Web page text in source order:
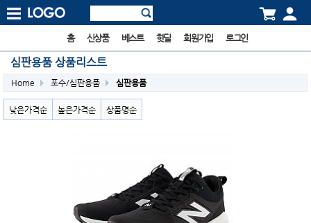
홈 신상품 베스트 핫딜 회원가입 로그인
심판용품 상품리스트
Home 포수/심판용품 심판용품
낮은가격순 높은가격순 상품명순